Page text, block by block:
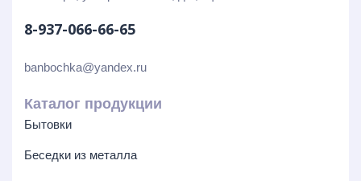
8-937-066-66-65
banbochka@yandex.ru
Каталог продукции
Бытовки
Беседки из металла